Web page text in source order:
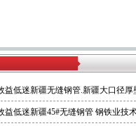
益低迷新疆无缝钢管.新疆大口径厚
益低迷新疆45#无缝钢管 钢铁业技